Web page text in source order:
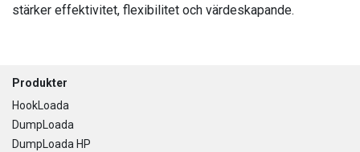
stärker effektivitet, flexibilitet och värdeskapande.
Footer
Produkter
HookLoada
DumpLoada
DumpLoada HP